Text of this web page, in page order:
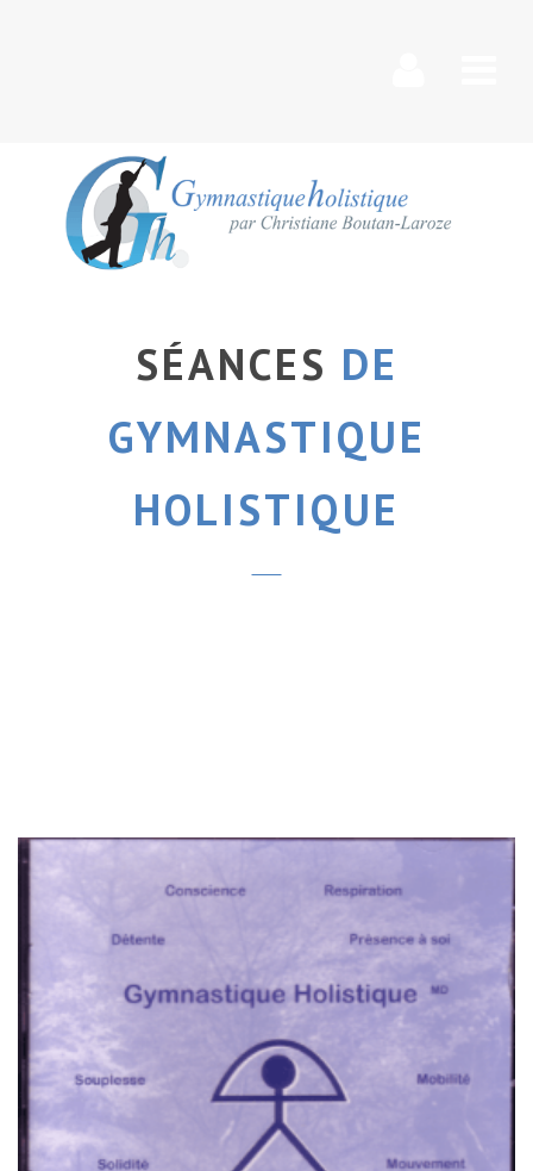
SÉANCES DE
GYMNASTIQUE
HOLISTIQUE